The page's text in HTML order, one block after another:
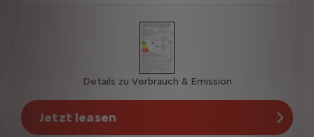
Details zu Verbrauch & Emission
Jetzt leasen